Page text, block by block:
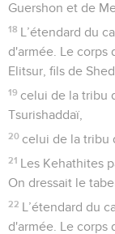
Guershon et de
18 L’étendard du
d'armée. Le corps
Elitsur, fils de
19 celui de la tribu
Tsurishaddaï,
20 celui de la tribu
21 Les Kehathites
On dressait le
22 L’étendard du
d'armée. Le corps